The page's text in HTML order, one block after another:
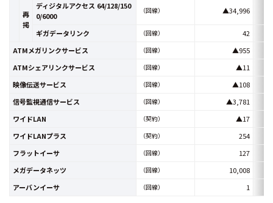
再
掲
ディジタルアクセス 64/128/150
0/6000
（回線） ▲34,996
ギガデータリンク （回線）
42
ATMメガリンクサービス
（回線）
▲955
ATMシェアリンクサービス
（回線）
▲11
映像伝送サービス
（回線）
▲108
信号監視通信サービス
（回線）
▲3,781
ワイドLAN
（契約）
▲17
ワイドLANプラス
（契約）
254
フラットイーサ
（回線）
127
メガデータネッツ
（回線）
10,008
アーバンイーサ
（回線） 1